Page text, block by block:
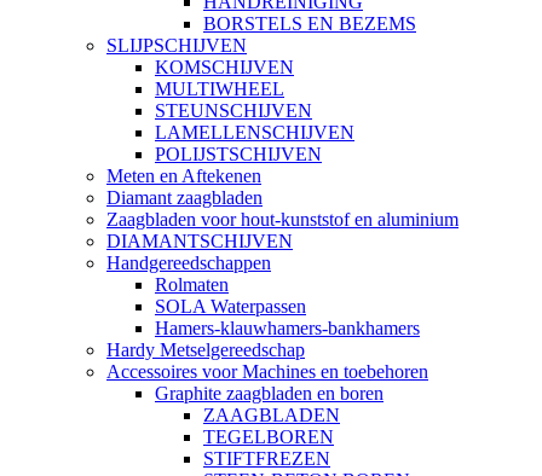
BORSTELS EN BEZEMS
SLIJPSCHIJVEN
KOMSCHIJVEN
MULTIWHEEL
STEUNSCHIJVEN
LAMELLENSCHIJVEN
POLIJSTSCHIJVEN
Meten en Aftekenen
Diamant zaagbladen
Zaagbladen voor hout-kunststof en aluminium
DIAMANTSCHIJVEN
Handgereedschappen
Rolmaten
SOLA Waterpassen
Hamers-klauwhamers-bankhamers
Hardy Metselgereedschap
Accessoires voor Machines en toebehoren
Graphite zaagbladen en boren
ZAAGBLADEN
TEGELBOREN
STIFTFREZEN